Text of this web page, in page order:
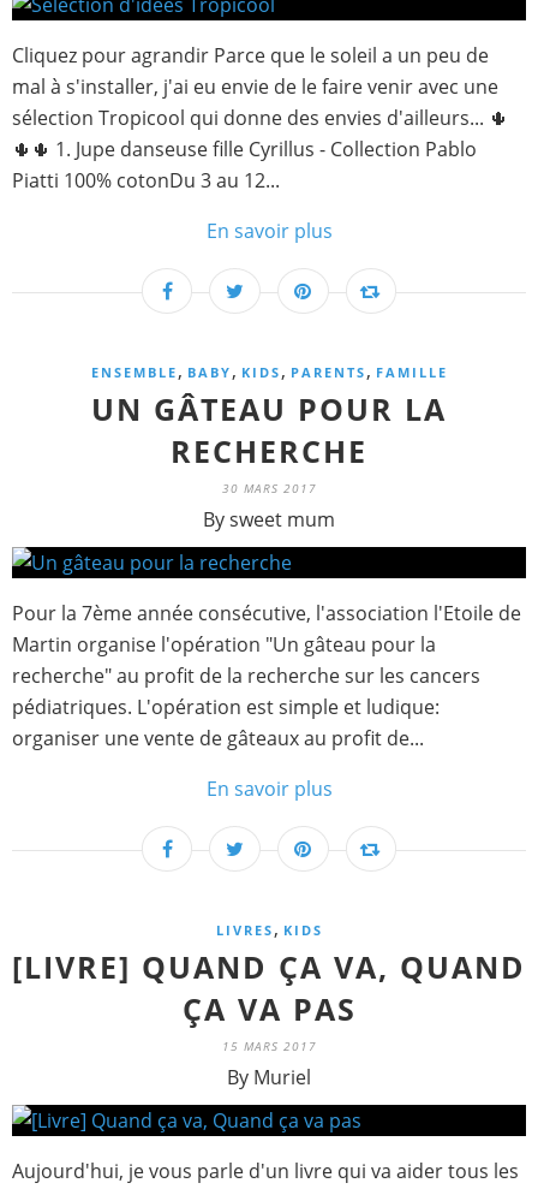
Cliquez pour agrandir Parce que le soleil a un peu de
mal à s'installer, j'ai eu envie de le faire venir avec une
sélection Tropicool qui donne des envies d'ailleurs... 🌵
🌵🌵 1. Jupe danseuse fille Cyrillus - Collection Pablo
Piatti 100% cotonDu 3 au 12...
En savoir plus
ENSEMBLE, BABY, KIDS, PARENTS, FAMILLE
UN GÂTEAU POUR LA
RECHERCHE
30 MARS 2017
By sweet mum
Pour la 7ème année consécutive, l'association l'Etoile de
Martin organise l'opération "Un gâteau pour la
recherche" au profit de la recherche sur les cancers
pédiatriques. L'opération est simple et ludique:
organiser une vente de gâteaux au profit de...
En savoir plus
LIVRES, KIDS
[LIVRE] QUAND ÇA VA, QUAND
ÇA VA PAS
15 MARS 2017
By Muriel
Aujourd'hui, je vous parle d'un livre qui va aider tous les